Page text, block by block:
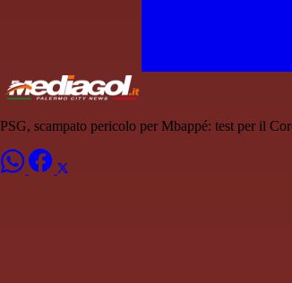
PSG, scampato pericolo per Mbappé: test per il